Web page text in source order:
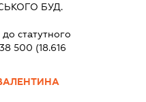
БУД.
статутного
500 (18.616